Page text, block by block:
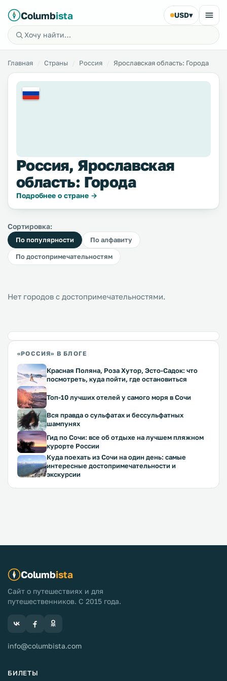
Columbista USD▾
Главная Страны Россия Ярославская область: Города
Россия, Ярославская
область: Города
Подробнее о стране →
Сортировка:
По популярности По алфавиту
По достопримечательностям
Нет городов с достопримечательностями.
«РОССИЯ» В БЛОГЕ
Красная Поляна, Роза Хутор, Эсто-Садок: что
посмотреть, куда пойти, где остановиться
Топ-10 лучших отелей у самого моря в Сочи
Вся правда о сульфатах и бессульфатных
шампунях
Гид по Сочи: все об отдыхе на лучшем пляжном
курорте России
Куда поехать из Сочи на один день: самые
интересные достопримечательности и
экскурсии
Columbista
Сайт о путешествиях и для
путешественников. С 2015 года.
info@columbista.com
БИЛЕТЫ